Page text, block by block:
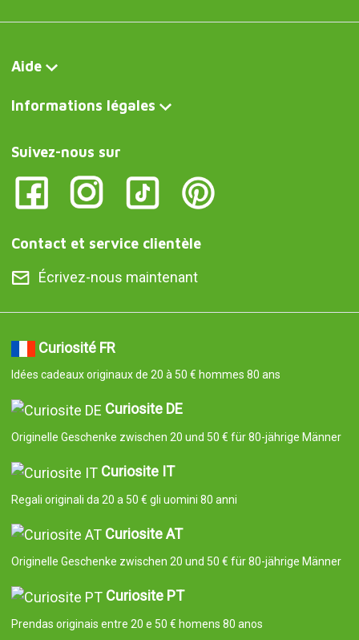
Aide
Informations légales
Suivez-nous sur
Contact et service clientèle
Écrivez-nous maintenant
Curiosité FR
Idées cadeaux originaux de 20 à 50 € hommes 80 ans
Curiosite DE
Originelle Geschenke zwischen 20 und 50 € für 80-jährige Männer
Curiosite IT
Regali originali da 20 a 50 € gli uomini 80 anni
Curiosite AT
Originelle Geschenke zwischen 20 und 50 € für 80-jährige Männer
Curiosite PT
Prendas originais entre 20 e 50 € homens 80 anos